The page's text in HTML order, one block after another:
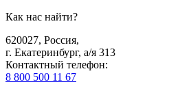
Как нас найти?
620027, Россия,
г. Екатеринбург, а/я 313
Контактный телефон:
8 800 500 11 67